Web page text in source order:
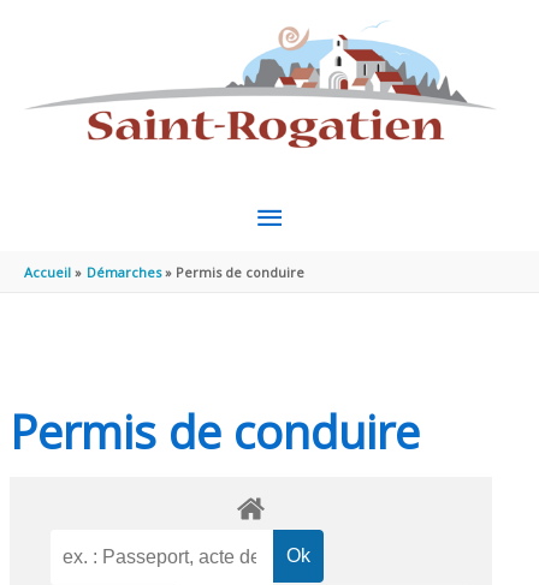
MENU
PRINCIPAL
Accueil Démarches Permis de conduire
Permis de conduire